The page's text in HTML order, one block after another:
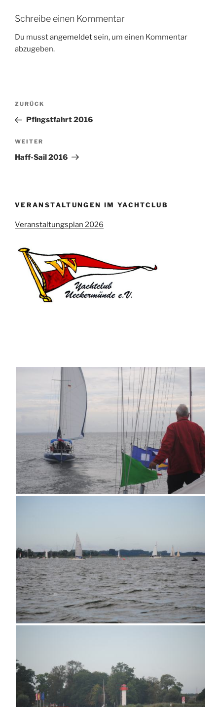
Schreibe einen Kommentar
Du musstangemeldetsein, um einen Kommentar
abzugeben.
Beitragsnavigation
Vorheriger
Beitrag
ZURÜCK
Pfingstfahrt 2016
Nächster
Beitrag
WEITER
Haff-Sail 2016
VERANSTALTUNGEN IM YACHTCLUB
Veranstaltungsplan 2026